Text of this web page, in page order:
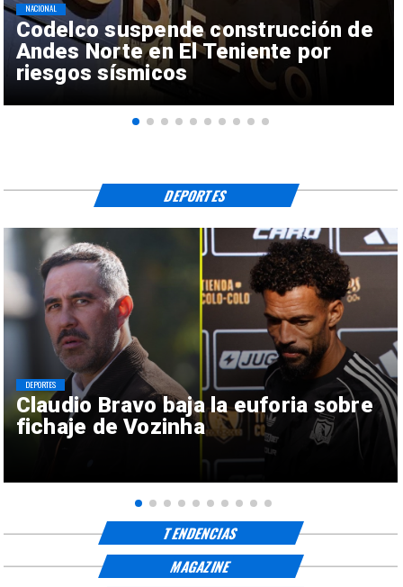
Codelco suspende construcción de
Andes Norte en El Teniente por
riesgos sísmicos
NACIONAL
Claudio Bravo baja la euforia sobre
fichaje de Vozinha
DEPORTES
DEPORTES
TENDENCIAS
MAGAZINE